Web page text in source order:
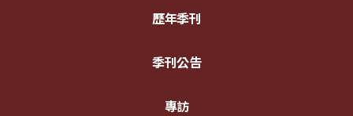
歷年季刊
季刊公告
專訪